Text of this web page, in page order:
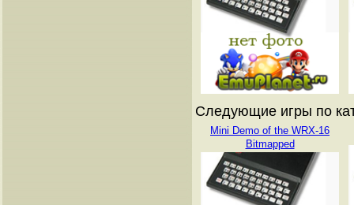
Следующие игры по
Mini Demo of the WRX-16
Bitmapped